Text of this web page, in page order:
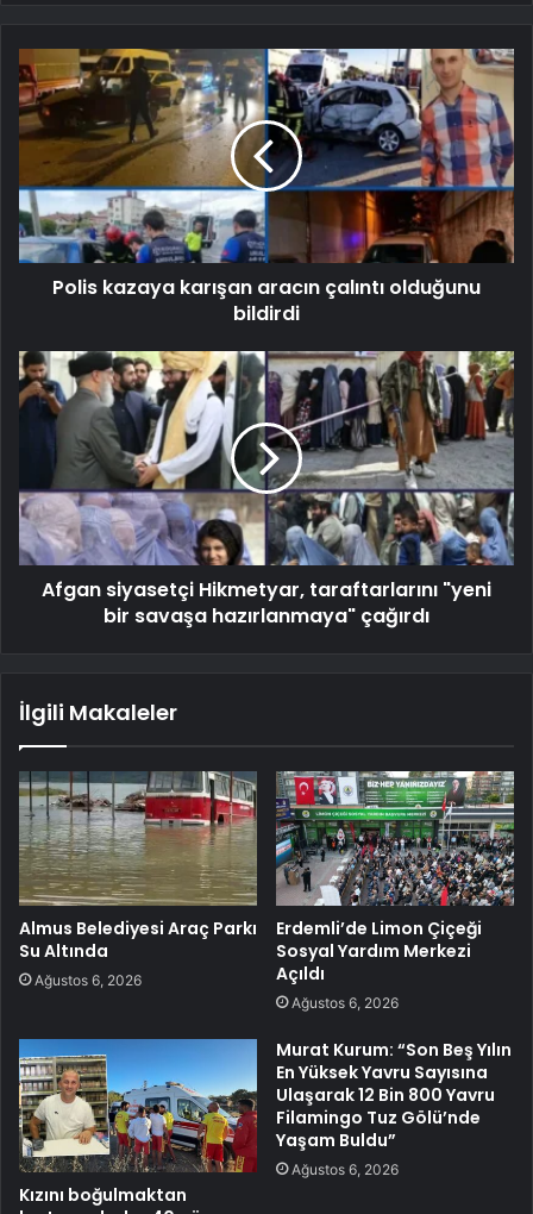
Polis kazaya karışan aracın çalıntı olduğunu
bildirdi
Afgan siyasetçi Hikmetyar, taraftarlarını "yeni
bir savaşa hazırlanmaya" çağırdı
İlgili Makaleler
Almus Belediyesi Araç Parkı
Su Altında
Ağustos 6, 2026
Erdemli’de Limon Çiçeği
Sosyal Yardım Merkezi
Açıldı
Ağustos 6, 2026
Kızını boğulmaktan
Murat Kurum: “Son Beş Yılın
En Yüksek Yavru Sayısına
Ulaşarak 12 Bin 800 Yavru
Filamingo Tuz Gölü’nde
Yaşam Buldu”
Ağustos 6, 2026